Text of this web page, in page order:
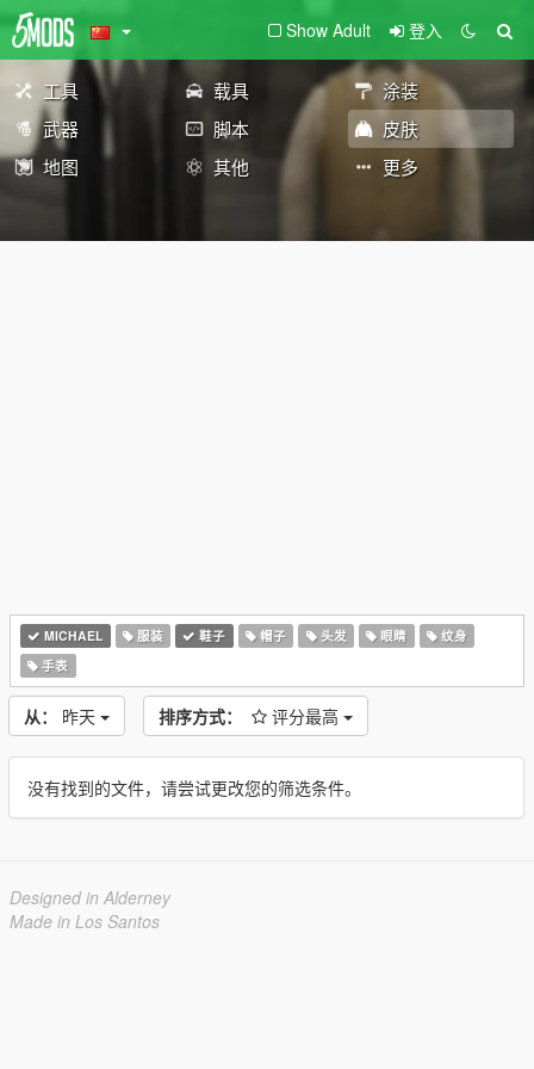
Show Adult 登入
工具 载具
涂装
武器
脚本
皮肤
地图
其他 更多
MICHAEL 服装 鞋子 帽子 头发 眼睛
纹身
手表
从： 昨天 排序方式： 评分最高
没有找到的文件，请尝试更改您的筛选条件。
Designed in Alderney
Made in Los Santos